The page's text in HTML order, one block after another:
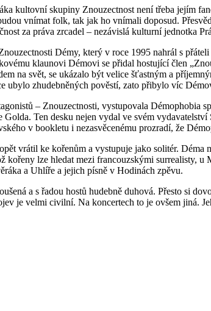
kultovní skupiny Znouzectnost není třeba jejím
vnímat folk, tak jak ho vnímali doposud.
za práva zrcadel – nezávislá kulturní jednotka
Démy, který v roce 1995 nahrál s
klaunovi Démovi se přidal hostující člen
na svět, se ukázalo být velice šťastným a
ubylo zhudebněných pověstí, zato přibylo víc
– Znouzectnosti, vystupovala Démophobia
Ten desku nejen vydal ve svém
v bookletu i nezasvěcenému prozradí, že
vrátil ke kořenům a vystupuje jako solitér.
kořeny lze hledat mezi francouzskými
a Uhlíře a jejich písně v Hodinách zpěvu.
a s řadou hostů hudebně duhová. Přesto si
je velmi civilní. Na koncertech to je ovšem jiná.